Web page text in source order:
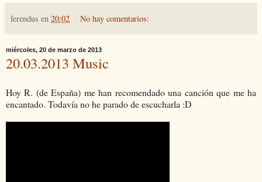
ferendus en 20:02 No hay comentarios:
miércoles, 20 de marzo de 2013
20.03.2013 Music
Hoy R. (de España) me han recomendado una canción que me ha
encantado. Todavía no he parado de escucharla :D